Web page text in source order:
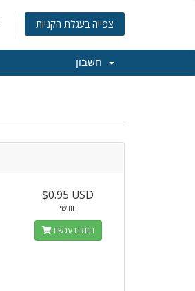
צפייה בעגלת הקניות
$0.95 USD
חודשי
הזמינו עכשיו